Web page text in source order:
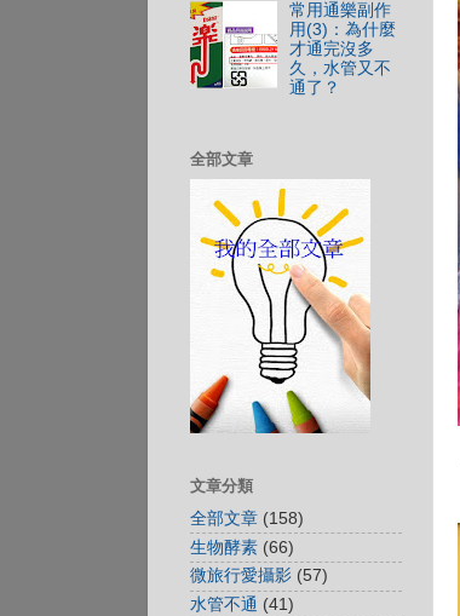
常用通樂副作
用(3)：為什麼
才通完沒多
久，水管又不
通了？
全部文章
文章分類
全部文章 (158)
生物酵素 (66)
微旅行愛攝影 (57)
水管不通 (41)